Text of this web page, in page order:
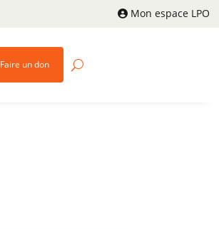
Mon espace LPO
Faire un don